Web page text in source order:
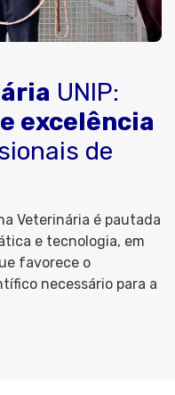
UNIP:
excelência
de
Veterinária é pautada
e tecnologia, em
favorece o
necessário para a